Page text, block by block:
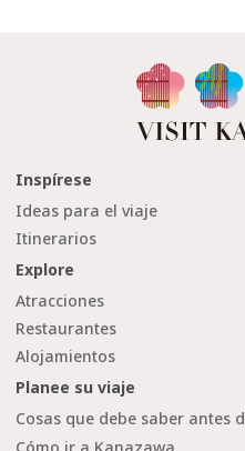
Inspírese
Ideas para el viaje
Itinerarios
Explore
Atracciones
Restaurantes
Alojamientos
Planee su viaje
Cosas que debe saber antes
Cómo ir a Kanazawa